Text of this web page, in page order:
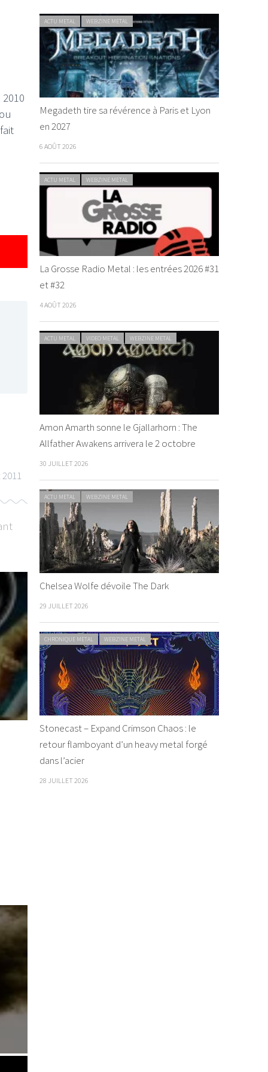
ACTU METAL WEBZINE METAL
Megadeth tire sa révérence à Paris et Lyon
en 2027
6 AOÛT 2026
ACTU METAL WEBZINE METAL
La Grosse Radio Metal : les entrées 2026 #31
et #32
4 AOÛT 2026
ACTU METAL VIDEO METAL WEBZINE METAL
Amon Amarth sonne le Gjallarhorn : The
Allfather Awakens arrivera le 2 octobre
30 JUILLET 2026
ACTU METAL WEBZINE METAL
Chelsea Wolfe dévoile The Dark
29 JUILLET 2026
CHRONIQUE METAL WEBZINE METAL
Stonecast – Expand Crimson Chaos : le
retour flamboyant d’un heavy metal forgé
dans l’acier
28 JUILLET 2026